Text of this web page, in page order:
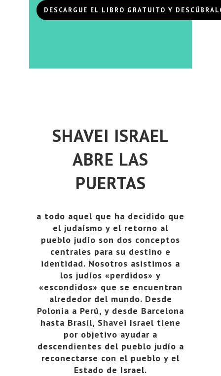
DESCARGUE EL LIBRO GRATUITO Y
SHAVEI ISRAEL
ABRE LAS
PUERTAS
a todo aquel que ha decidido que
el judaísmo y el retorno al
pueblo judío son dos conceptos
centrales para su destino e
identidad. Nosotros asistimos a
los judíos «perdidos» y
«escondidos» que se encuentran
alrededor del mundo. Desde
Polonia a Perú, y desde Barcelona
hasta Brasil, Shavei Israel tiene
por objetivo ayudar a
descendientes del pueblo judío a
reconectarse con el pueblo y el
Estado de Israel.